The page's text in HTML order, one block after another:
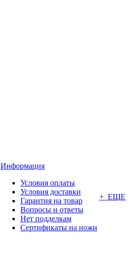
Информация
Условия оплаты
Условия доставки
Гарантия на товар
Вопросы и ответы
Нет подделкам
Сертификаты на ножи
+ ЕЩЕ